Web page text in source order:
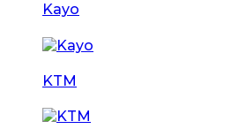
Kayo
KTM